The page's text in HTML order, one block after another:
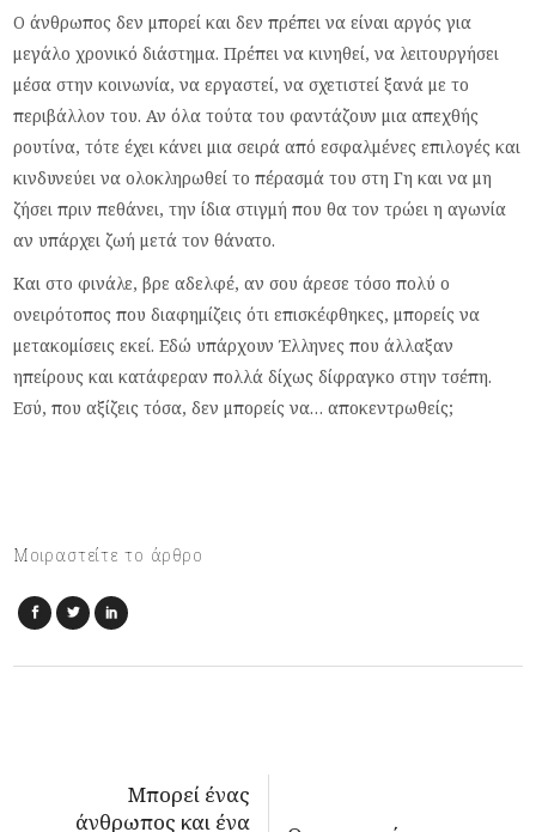
Ο άνθρωπος δεν μπορεί και δεν πρέπει να είναι αργός για
μεγάλο χρονικό διάστημα. Πρέπει να κινηθεί, να λειτουργήσει
μέσα στην κοινωνία, να εργαστεί, να σχετιστεί ξανά με το
περιβάλλον του. Αν όλα τούτα του φαντάζουν μια απεχθής
ρουτίνα, τότε έχει κάνει μια σειρά από εσφαλμένες επιλογές και
κινδυνεύει να ολοκληρωθεί το πέρασμά του στη Γη και να μη
ζήσει πριν πεθάνει, την ίδια στιγμή που θα τον τρώει η αγωνία
αν υπάρχει ζωή μετά τον θάνατο.
Και στο φινάλε, βρε αδελφέ, αν σου άρεσε τόσο πολύ ο
ονειρότοπος που διαφημίζεις ότι επισκέφθηκες, μπορείς να
μετακομίσεις εκεί. Εδώ υπάρχουν Έλληνες που άλλαξαν
ηπείρους και κατάφεραν πολλά δίχως δίφραγκο στην τσέπη.
Εσύ, που αξίζεις τόσα, δεν μπορείς να… αποκεντρωθείς;
Μοιραστείτε το άρθρο
Μπορεί ένας
άνθρωπος και ένα